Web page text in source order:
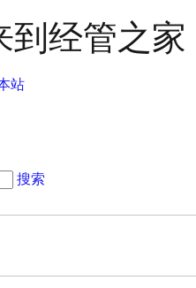
到经管之家
站
搜索